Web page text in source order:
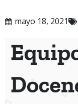
mayo 18, 2021